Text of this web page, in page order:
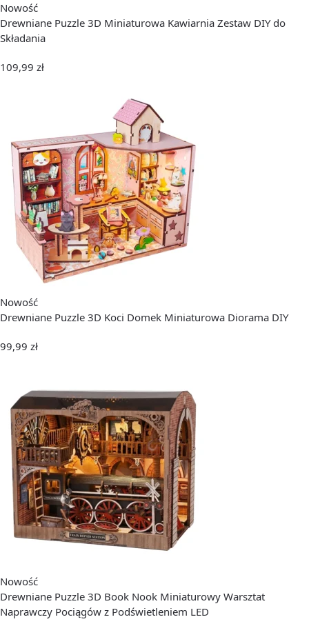
Nowość
Drewniane Puzzle 3D Miniaturowa Kawiarnia Zestaw DIY do
Składania
109,99 zł
Nowość
Drewniane Puzzle 3D Koci Domek Miniaturowa Diorama DIY
99,99 zł
Nowość
Drewniane Puzzle 3D Book Nook Miniaturowy Warsztat
Naprawczy Pociągów z Podświetleniem LED